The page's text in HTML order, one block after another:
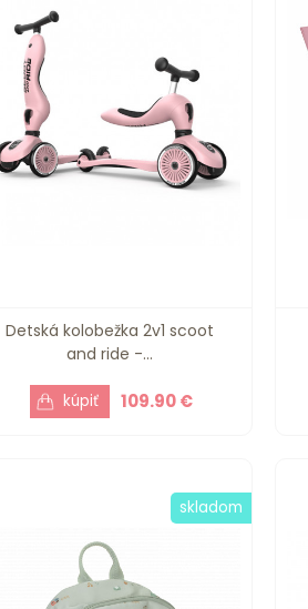
Detská kolobežka 2v1 scoot
and ride -...
109.90 €
skladom